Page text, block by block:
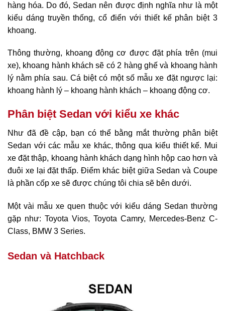
hàng hóa. Do đó, Sedan nên được định nghĩa như là một
kiểu dáng truyền thống, cổ điển với thiết kế phân biệt 3
khoang.
Thông thường, khoang động cơ được đặt phía trên (mui
xe), khoang hành khách sẽ có 2 hàng ghế và khoang hành
lý nằm phía sau. Cá biệt có một số mẫu xe đặt ngược lại:
khoang hành lý – khoang hành khách – khoang động cơ.
Phân biệt Sedan với kiểu xe khác
Như đã đề cập, bạn có thể bằng mắt thường phân biệt
Sedan với các mẫu xe khác, thông qua kiểu thiết kế. Mui
xe đặt thập, khoang hành khách dạng hình hộp cao hơn và
đuôi xe lại đặt thấp. Điểm khác biệt giữa Sedan và Coupe
là phần cốp xe sẽ được chúng tôi chia sẽ bên dưới.
Một vài mẫu xe quen thuộc với kiểu dáng Sedan thường
gặp như: Toyota Vios, Toyota Camry, Mercedes-Benz C-
Class, BMW 3 Series.
Sedan và Hatchback